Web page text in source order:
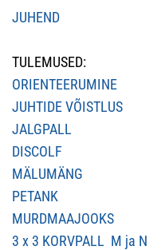
JUHEND
TULEMUSED:
ORIENTEERUMINE
JUHTIDE VÕISTLUS
JALGPALL
DISCOLF
MÄLUMÄNG
PETANK
MURDMAAJOOKS
3 x 3 KORVPALL M ja N